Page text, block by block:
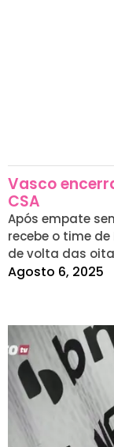
Vasco
CSA
Após empate
recebe o time
de volta das
Agosto 6, 2025